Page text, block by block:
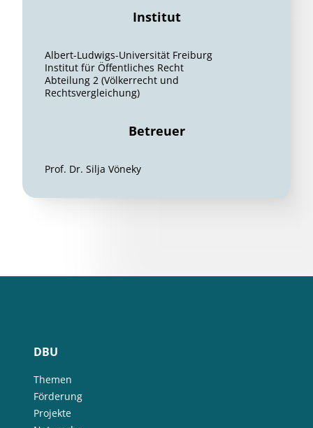
Institut
Albert-Ludwigs-Universität Freiburg
Institut für Öffentliches Recht
Abteilung 2 (Völkerrecht und
Rechtsvergleichung)
Betreuer
Prof. Dr. Silja Vöneky
DBU
Themen
Förderung
Projekte